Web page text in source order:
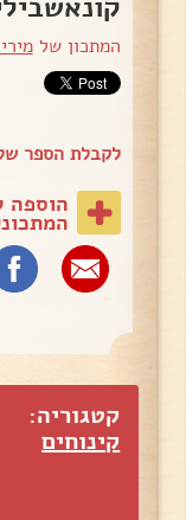
המתכון של
לקבלת הספר
הוספה
קטגוריה:
קינוחים